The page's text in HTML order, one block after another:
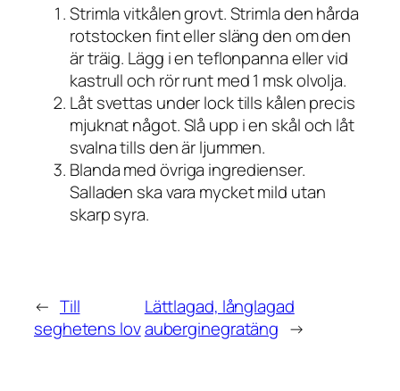
Strimla vitkålen grovt. Strimla den hårda
rotstocken fint eller släng den om den
är träig. Lägg i en teflonpanna eller vid
kastrull och rör runt med 1 msk olvolja.
Låt svettas under lock tills kålen precis
mjuknat något. Slå upp i en skål och låt
svalna tills den är ljummen.
Blanda med övriga ingredienser.
Salladen ska vara mycket mild utan
skarp syra.
← Till
seghetens lov
Lättlagad, långlagad
auberginegratäng →